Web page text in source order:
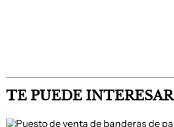
TE PUEDE INTERESAR